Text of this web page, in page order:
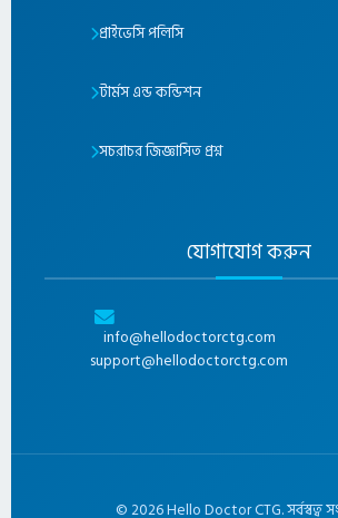
প্রাইভেসি পলিসি
টার্মস এন্ড কন্ডিশন
সচরাচর জিজ্ঞাসিত প্রশ্ন
যোগাযোগ করুন
info@hellodoctorctg.com
support@hellodoctorctg.com
©2026Hello Doctor CTG. সর্বস্বত্ব